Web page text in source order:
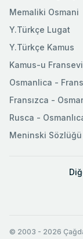
Memaliki Osmani
Y.Türkçe Lugat
Y.Türkçe Kamus
Kamus-u Fransevi
Osmanlica -
Fransızca -
Rusca -
Meninski Sözlüğü
© 2003 - 2026